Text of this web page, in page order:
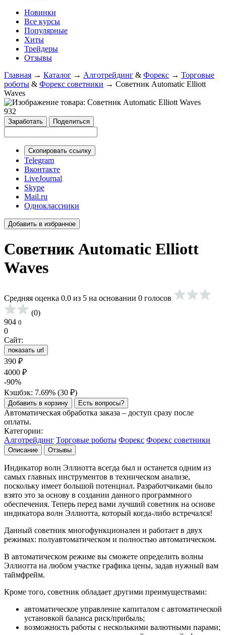
Новинки
Все курсы
Популярные
Хиты
Трейдеры
Отзывы
Главная → Каталог → Алготрейдинг & Форекс → Торговые
роботы & Форекс советники → Советник Automatic Elliott
Waves
932
Заработать Поделиться
Скопировать ссылку
Telegram
Вконтакте
LiveJournal
Skype
Mail.ru
Одноклассники
Добавить в избранное
Советник Automatic Elliott
Waves
Средняя оценка 0.0 из 5 на основании 0 голосов
(0)
904 0
0
Сайт:
показать url
390 ₽
4000 ₽
-90%
Кэшбэк: 7.69% (30 ₽)
Добавить в корзину Есть вопросы?
Автоматическая обработка заказа – доступ сразу после
оплаты.
Категории:
Алготрейдинг Торговые роботы Форекс Форекс советники
Описание Отзывы
Индикатор волн Эллиотта всегда был и останется одним из
самых главных инструментов в техническом анализе,
поскольку имеет большой потенциал. Разработчиками было
взято это за основу в создании данного программного
обеспечения. Теперь перед вами лучший советник на основе
индикатора волн Эллиотта, который когда-либо встречался!
Данный советник многофункционален и работает в двух
режимах: полуавтоматическом и полностью автоматическом.
В автоматическом режиме вы сможете определить волны
Эллиотта на любом участке графика цены, задав нужный вам
таймфрейм.
Кроме того, советник обладает другими преимуществами:
автоматическое управление капиталом с автоматической
установкой баланса риск/прибыль;
возможность работы с несколькими валютными парами;